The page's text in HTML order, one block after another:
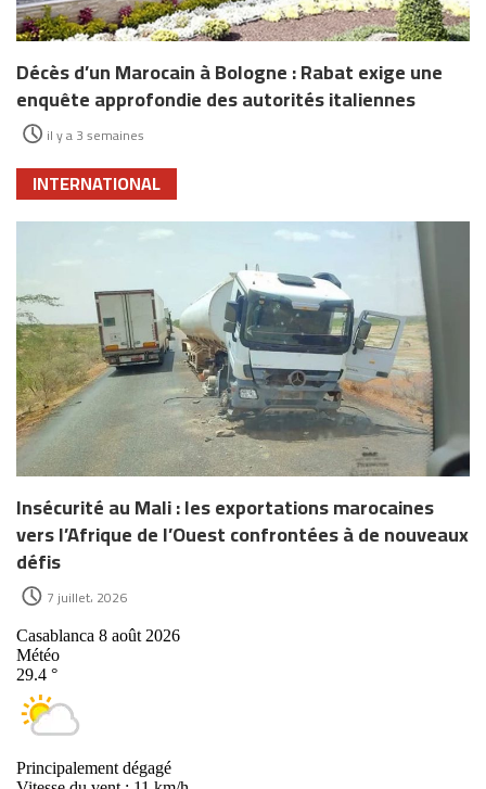
Décès d’un Marocain à Bologne : Rabat exige une
enquête approfondie des autorités italiennes
il y a 3 semaines
INTERNATIONAL
Insécurité au Mali : les exportations marocaines
vers l’Afrique de l’Ouest confrontées à de nouveaux
défis
7 juillet، 2026